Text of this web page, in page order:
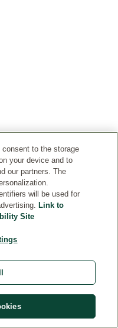
consent to the storage
your device and to
our partners. The
will be used for
Link to
Site